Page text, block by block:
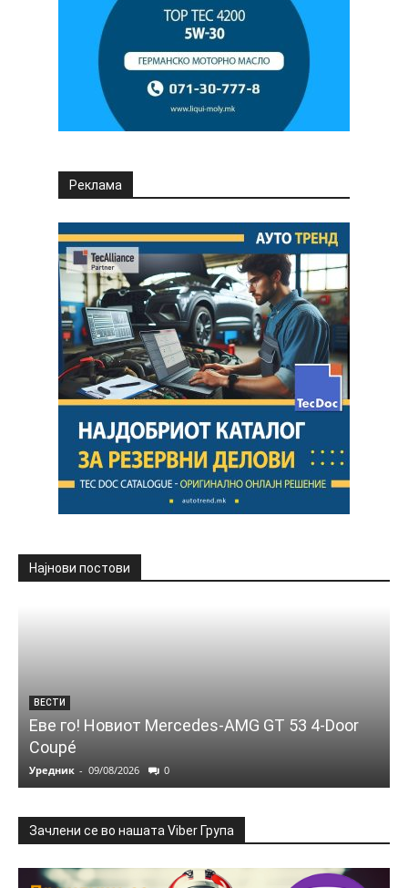
Реклама
Најнови постови
ВЕСТИ
Еве го! Новиот Mercedes‑AMG GT 53 4‑Door
Coupé
Уредник - 09/08/2026 0
Зачлени се во нашата Viber Група